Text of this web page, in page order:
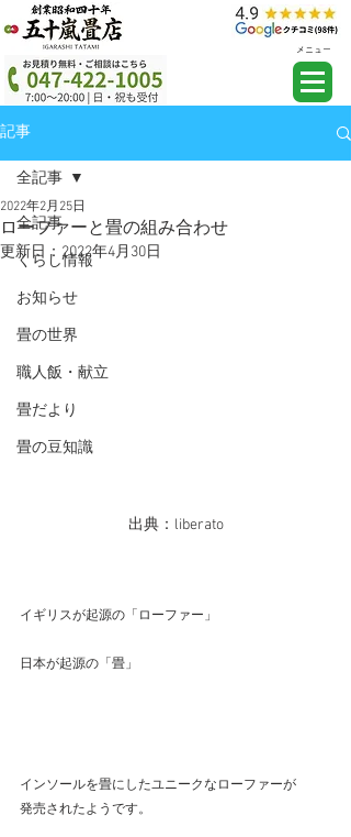
メニュー
記事
全記事
くらし情報
お知らせ
畳の世界
職人飯・献立
畳だより
畳の豆知識
全記事
ローファーと畳の組み合わせ
2022年2月25日
更新日： 2022年4月30日
出典：liberato
イギリスが起源の「ローファー」
日本が起源の「畳」
インソールを畳にしたユニークなローファーが
発売されたようです。